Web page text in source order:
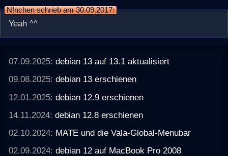
N!nchen schrieb am 30.09.2017:
Yeah ^^
07.09.2025:debian 13 auf 13.1 aktualisiert
09.08.2025:debian 13 erschienen
12.01.2025:debian 12.9 erschienen
14.11.2024:debian 12.8 erschienen
02.10.2024: MATE und die Vala-Global-Menubar
02.09.2024:debian 12 auf MacBook Pro 2008